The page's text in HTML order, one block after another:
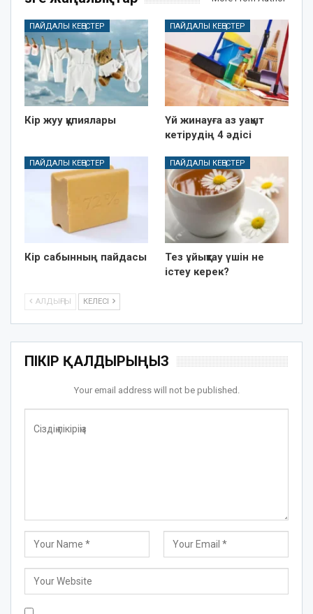
ПАЙДАЛЫ КЕҢЕСТЕР
Кір жуу құпиялары
ПАЙДАЛЫ КЕҢЕСТЕР
Үй жинауға аз уақыт
кетірудің 4 әдісі
ПАЙДАЛЫ КЕҢЕСТЕР
Кір сабынның пайдасы
ПАЙДАЛЫ КЕҢЕСТЕР
Тез ұйықтау үшін не
істеу керек?
АЛДЫҢҒЫ КЕЛЕСІ
ПІКІР ҚАЛДЫРЫҢЫЗ
Your email address will not be published.